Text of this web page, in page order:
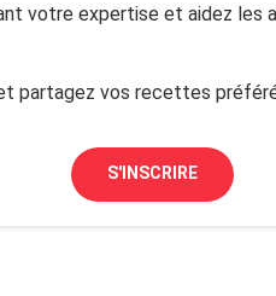
votre expertise et aidez les
partagez vos recettes
S'INSCRIRE